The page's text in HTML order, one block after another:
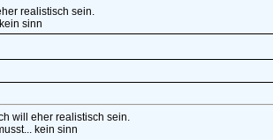
realistisch sein.
sinn
will eher realistisch sein.
kein sinn